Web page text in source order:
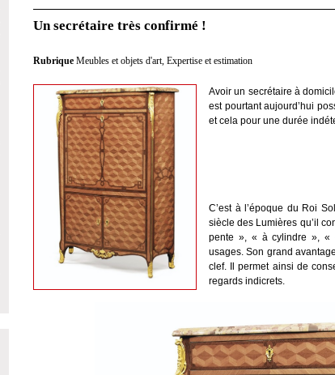
Un secrétaire très confirmé !
Rubrique Meubles et objets d'art, Expertise et estimation
Avoir un secrétaire à
est pourtant aujourd’hui
et cela pour une durée indé
C’est à l’époque du Roi
siècle des Lumières qu’il
pente », « àcylindre »,«
usages. Son grand
clef. Il permet ainsi de
regards indicrets.